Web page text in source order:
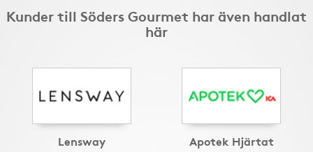
Kunder till Söders Gourmet har även handlat
här
Lensway Apotek Hjärtat